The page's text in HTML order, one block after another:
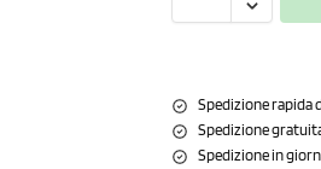
Spedizione rapida
Spedizione
Spedizione in